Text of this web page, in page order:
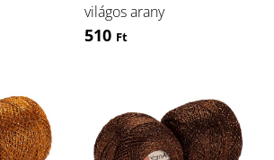
világos arany
510 Ft